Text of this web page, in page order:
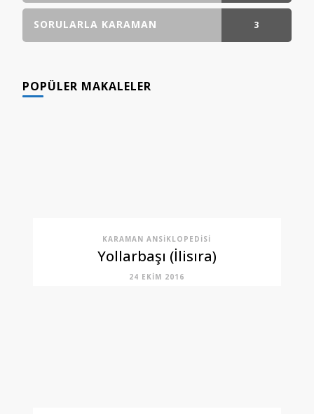
GÖNDERI(LER)
SORULARLA KARAMAN 3
POPÜLER MAKALELER
KARAMAN ANSIKLOPEDISI
Yollarbaşı (İlisıra)
24 EKIM 2016